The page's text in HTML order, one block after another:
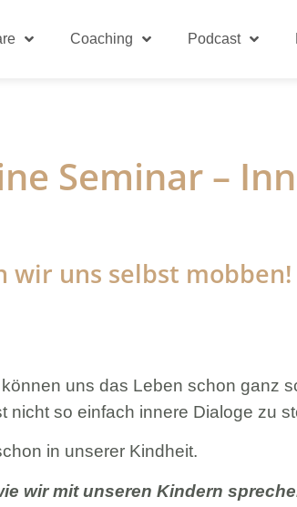
Coaching Podcast
Seminar –
wir uns selbst
uns das Leben schon ganz
nicht so einfach innere Dialoge zu
in unserer Kindheit.
wir mit unseren Kindern